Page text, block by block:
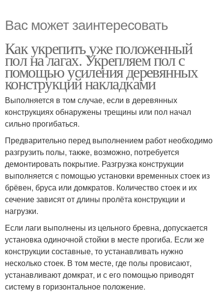
Вас может заинтересовать
Как укрепить уже положенный
пол на лагах. Укрепляем пол с
помощью усиления деревянных
конструкций накладками
Выполняется в том случае, если в деревянных
конструкциях обнаружены трещины или пол начал
сильно прогибаться.
Предварительно перед выполнением работ необходимо
разгрузить полы, также, возможно, потребуется
демонтировать покрытие. Разгрузка конструкции
выполняется с помощью установки временных стоек из
брёвен, бруса или домкратов. Количество стоек и их
сечение зависят от длины пролёта конструкции и
нагрузки.
Если лаги выполнены из цельного бревна, допускается
установка одиночной стойки в месте прогиба. Если же
конструкции составные, то устанавливать нужно
несколько стоек. В том месте, где полы провисают,
устанавливают домкрат, и с его помощью приводят
систему в горизонтальное положение.